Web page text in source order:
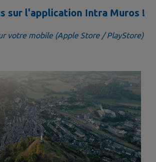
sur l'application Intra Muros !
votre mobile (Apple Store / PlayStore)